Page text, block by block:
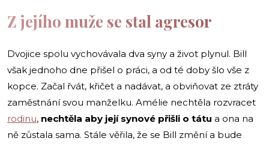
Z jejího muže se stal agresor
Dvojice spolu vychovávala dva syny a život plynul. Bill
však jednoho dne přišel o práci, a od té doby šlo vše z
kopce. Začal řvát, křičet a nadávat, a obviňovat ze ztráty
zaměstnání svou manželku. Amélie nechtěla rozvracet
rodinu, nechtěla aby její synové přišli o tátu a ona na
ně zůstala sama. Stále věřila, že se Bill změní a bude